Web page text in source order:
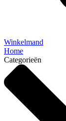
Winkelmand
Home
Categorieën